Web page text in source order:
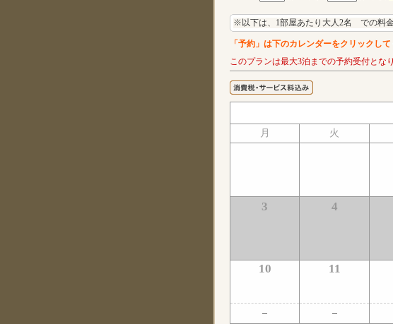
※以下は、1部屋あたり大人2名 での料金
「予約」は下のカレンダーをクリックして
このプランは最大3泊までの予約受付とな
月 火
3 4
10 11